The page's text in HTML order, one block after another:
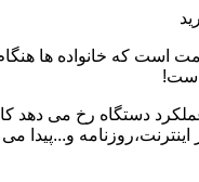
است که خانواده ها
است!
دستگاه رخ می دهد
اینترنت،روزنامه